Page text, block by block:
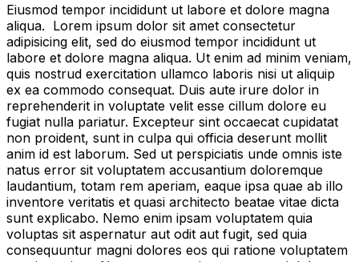
Eiusmod tempor incididunt ut labore et dolore magna
aliqua. Lorem ipsum dolor sit amet consectetur
adipisicing elit, sed do eiusmod tempor incididunt ut
labore et dolore magna aliqua. Ut enim ad minim veniam,
quis nostrud exercitation ullamco laboris nisi ut aliquip
ex ea commodo consequat. Duis aute irure dolor in
reprehenderit in voluptate velit esse cillum dolore eu
fugiat nulla pariatur. Excepteur sint occaecat cupidatat
non proident, sunt in culpa qui officia deserunt mollit
anim id est laborum. Sed ut perspiciatis unde omnis iste
natus error sit voluptatem accusantium doloremque
laudantium, totam rem aperiam, eaque ipsa quae ab illo
inventore veritatis et quasi architecto beatae vitae dicta
sunt explicabo. Nemo enim ipsam voluptatem quia
voluptas sit aspernatur aut odit aut fugit, sed quia
consequuntur magni dolores eos qui ratione voluptatem